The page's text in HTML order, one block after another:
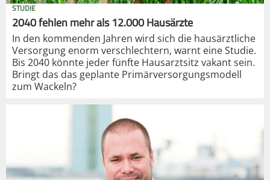
STUDIE
2040 fehlen mehr als 12.000 Hausärzte
In den kommenden Jahren wird sich die hausärztliche
Versorgung enorm verschlechtern, warnt eine Studie.
Bis 2040 könnte jeder fünfte Hausarztsitz vakant sein.
Bringt das das geplante Primärversorgungsmodell
zum Wackeln?